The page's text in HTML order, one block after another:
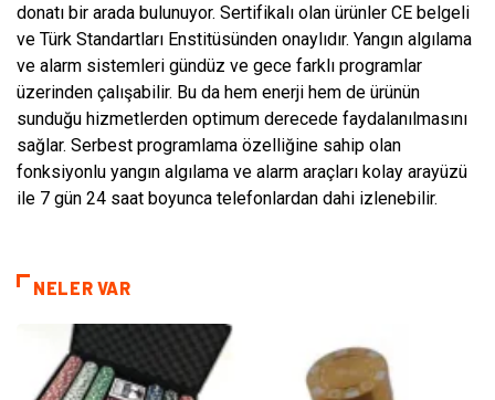
donatı bir arada bulunuyor. Sertifikalı olan ürünler CE belgeli
ve Türk Standartları Enstitüsünden onaylıdır. Yangın algılama
ve alarm sistemleri gündüz ve gece farklı programlar
üzerinden çalışabilir. Bu da hem enerji hem de ürünün
sunduğu hizmetlerden optimum derecede faydalanılmasını
sağlar. Serbest programlama özelliğine sahip olan
fonksiyonlu yangın algılama ve alarm araçları kolay arayüzü
ile 7 gün 24 saat boyunca telefonlardan dahi izlenebilir.
NELER VAR